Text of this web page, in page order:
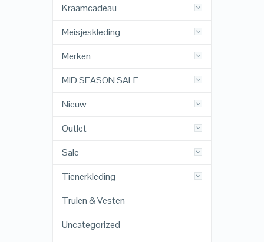
Kraamcadeau
Meisjeskleding
Merken
MID SEASON SALE
Nieuw
Outlet
Sale
Tienerkleding
Truien & Vesten
Uncategorized